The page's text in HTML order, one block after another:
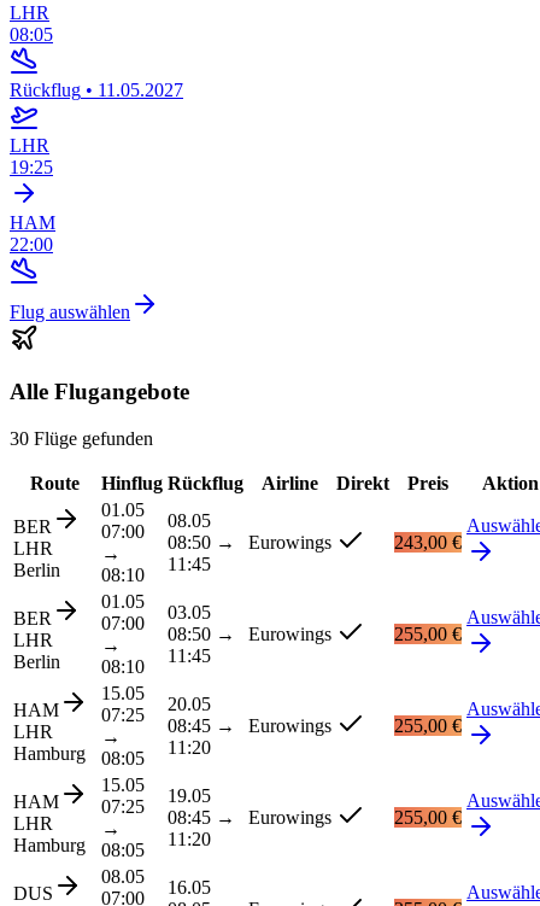
LHR
08:05
Rückflug • 11.05.2027
LHR
19:25
HAM
22:00
Flug auswählen
Alle Flugangebote
30 Flüge gefunden
Route Hinflug Rückflug Airline Direkt Preis Aktion
BER
LHR
Berlin
01.05
07:00
→
08:10
08.05
08:50 →
11:45
Eurowings 243,00 €
BER
LHR
Berlin
01.05
07:00
→
08:10
03.05
08:50 →
11:45
Eurowings 255,00 €
HAM
LHR
Hamburg
15.05
07:25
→
08:05
20.05
08:45 →
11:20
Eurowings 255,00 €
HAM
LHR
Hamburg
15.05
07:25
→
08:05
19.05
08:45 →
11:20
Eurowings 255,00 €
DUS
08.05
07:00
16.05